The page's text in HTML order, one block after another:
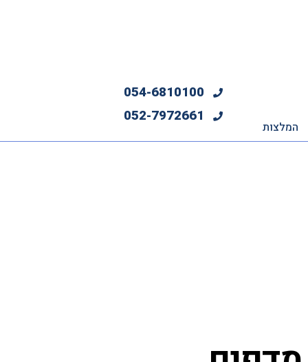
המלצות
054-6810100
052-7972661